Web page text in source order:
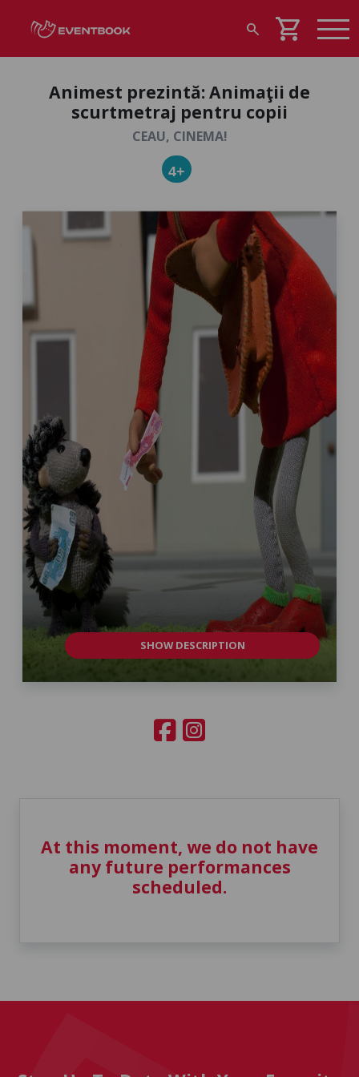
search shopping_cart
Animest prezintă: Animaţii de
scurtmetraj pentru copii
CEAU, CINEMA!
4+
SHOW DESCRIPTION
At this moment, we do not have
any future performances
scheduled.